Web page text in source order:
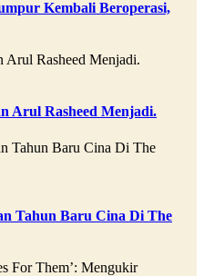
Kembali Beroperasi,
Arul Rasheed Menjadi.
Tahun Baru Cina Di The